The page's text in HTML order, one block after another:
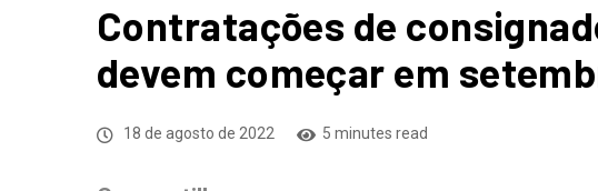
Contratações de
devem começar em
18 de agosto de 2022 5 minutes read